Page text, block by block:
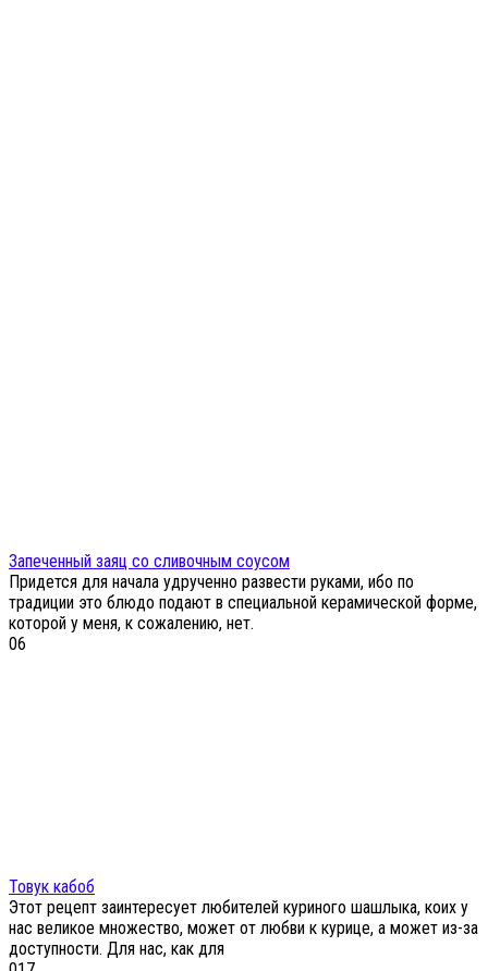
Запеченный заяц со сливочным соусом
Придется для начала удрученно развести руками, ибо по
традиции это блюдо подают в специальной керамической форме,
которой у меня, к сожалению, нет.
06
Товук кабоб
Этот рецепт заинтересует любителей куриного шашлыка, коих у
нас великое множество, может от любви к курице, а может из-за
доступности. Для нас, как для